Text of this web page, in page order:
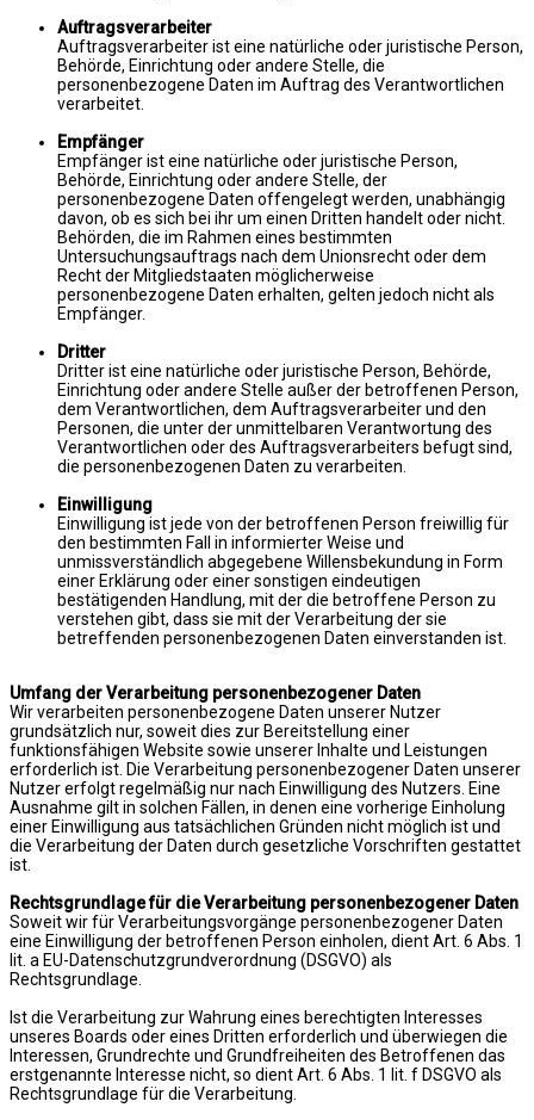
Auftragsverarbeiter
Auftragsverarbeiter ist eine natürliche oder juristische Person,
Behörde, Einrichtung oder andere Stelle, die
personenbezogene Daten im Auftrag des Verantwortlichen
verarbeitet.
Empfänger
Empfänger ist eine natürliche oder juristische Person,
Behörde, Einrichtung oder andere Stelle, der
personenbezogene Daten offengelegt werden, unabhängig
davon, ob es sich bei ihr um einen Dritten handelt oder nicht.
Behörden, die im Rahmen eines bestimmten
Untersuchungsauftrags nach dem Unionsrecht oder dem
Recht der Mitgliedstaaten möglicherweise
personenbezogene Daten erhalten, gelten jedoch nicht als
Empfänger.
Dritter
Dritter ist eine natürliche oder juristische Person, Behörde,
Einrichtung oder andere Stelle außer der betroffenen Person,
dem Verantwortlichen, dem Auftragsverarbeiter und den
Personen, die unter der unmittelbaren Verantwortung des
Verantwortlichen oder des Auftragsverarbeiters befugt sind,
die personenbezogenen Daten zu verarbeiten.
Einwilligung
Einwilligung ist jede von der betroffenen Person freiwillig für
den bestimmten Fall in informierter Weise und
unmissverständlich abgegebene Willensbekundung in Form
einer Erklärung oder einer sonstigen eindeutigen
bestätigenden Handlung, mit der die betroffene Person zu
verstehen gibt, dass sie mit der Verarbeitung der sie
betreffenden personenbezogenen Daten einverstanden ist.
Umfang der Verarbeitung personenbezogener Daten
Wir verarbeiten personenbezogene Daten unserer Nutzer
grundsätzlich nur, soweit dies zur Bereitstellung einer
funktionsfähigen Website sowie unserer Inhalte und Leistungen
erforderlich ist. Die Verarbeitung personenbezogener Daten unserer
Nutzer erfolgt regelmäßig nur nach Einwilligung des Nutzers. Eine
Ausnahme gilt in solchen Fällen, in denen eine vorherige Einholung
einer Einwilligung aus tatsächlichen Gründen nicht möglich ist und
die Verarbeitung der Daten durch gesetzliche Vorschriften gestattet
ist.
Rechtsgrundlage für die Verarbeitung personenbezogener Daten
Soweit wir für Verarbeitungsvorgänge personenbezogener Daten
eine Einwilligung der betroffenen Person einholen, dient Art. 6 Abs. 1
lit. a EU-Datenschutzgrundverordnung (DSGVO) als
Rechtsgrundlage.
Ist die Verarbeitung zur Wahrung eines berechtigten Interesses
unseres Boards oder eines Dritten erforderlich und überwiegen die
Interessen, Grundrechte und Grundfreiheiten des Betroffenen das
erstgenannte Interesse nicht, so dient Art. 6 Abs. 1 lit. f DSGVO als
Rechtsgrundlage für die Verarbeitung.